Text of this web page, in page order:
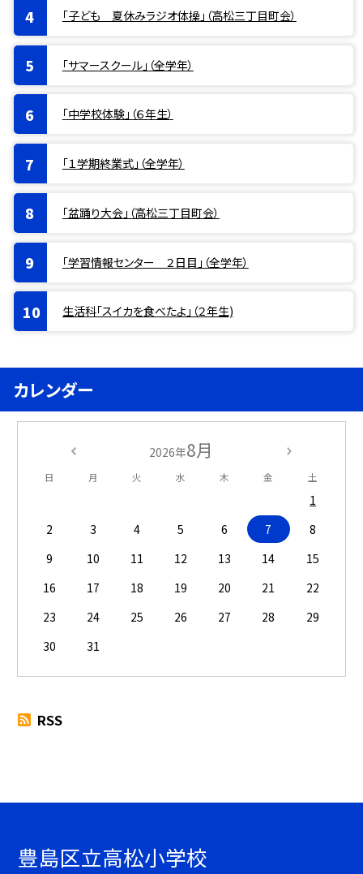
「子ども 夏休みラジオ体操」（高松三丁目町会）
「サマースクール」（全学年）
「中学校体験」（６年生）
「１学期終業式」（全学年）
「盆踊り大会」（高松三丁目町会）
「学習情報センター ２日目」（全学年）
生活科「スイカを食べたよ」（２年生)
カレンダー
2026年8月
日 月 火 水 木 金 土
1
2
3 4 5 6 7
8
9
10 11 12 13 14
15
16
17 18 19 20 21
22
23
24 25 26 27 28
29
30
31
RSS
豊島区立高松小学校